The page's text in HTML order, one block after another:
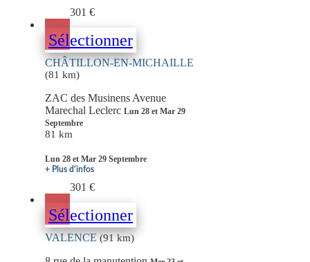
301 €
Sélectionner
CHÂTILLON-EN-MICHAILLE
(81 km)
ZAC des Musinens Avenue
Marechal Leclerc Lun 28 et Mar 29
Septembre
81 km
Lun 28 et Mar 29 Septembre
+ Plus d'infos
301 €
Sélectionner
VALENCE(91 km)